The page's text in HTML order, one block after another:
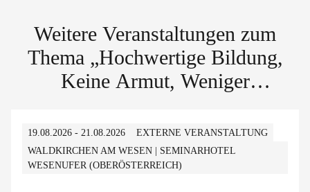
Weitere Veranstaltungen zum
Thema „Hochwertige Bildung,
Keine Armut, Weniger
19.08.2026 - 21.08.2026
EXTERNE VERANSTALTUNG
WALDKIRCHEN AM WESEN | SEMINARHOTEL
WESENUFER (OBERÖSTERREICH)